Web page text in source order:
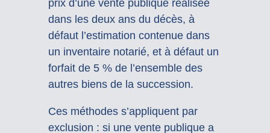
prix d’une vente publique réalisée
dans les deux ans du décès, à
défaut l’estimation contenue dans
un inventaire notarié, et à défaut un
forfait de 5 % de l’ensemble des
autres biens de la succession.
Ces méthodes s’appliquent par
exclusion : si une vente publique a